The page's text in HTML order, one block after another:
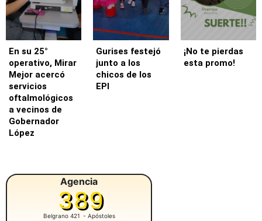
En su 25°
operativo, Mirar
Mejor acercó
servicios
oftalmológicos
a vecinos de
Gobernador
López
Gurises festejó
junto a los
chicos de los
EPI
¡No te pierdas
esta promo!
Agencia
389
Belgrano 421 - Apóstoles